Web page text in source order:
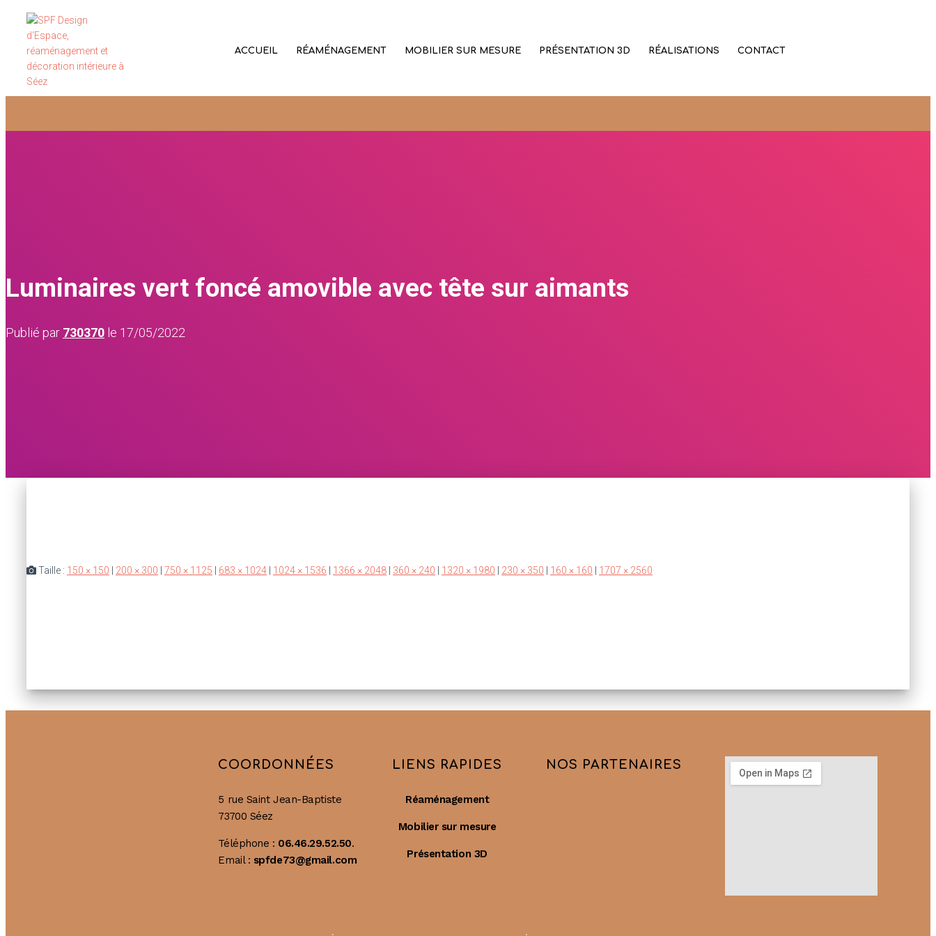
ACCUEIL RÉAMÉNAGEMENT MOBILIER SUR MESURE PRÉSENTATION 3D RÉALISATIONS CONTACT
Luminaires vert foncé amovible avec tête sur aimants
Publié par 730370 le 17/05/2022
Taille : 150 × 150 200 × 300 750 × 1125 683 × 1024 1024 × 1536 1366 × 2048 360 × 240 1320 × 1980 230 × 350 160 × 160 1707 × 2560
COORDONNÉES
5 rue Saint Jean-Baptiste
73700 Séez
Téléphone : 06.46.29.52.50.
Email : spfde73@gmail.com
LIENS RAPIDES
Réaménagement
Mobilier sur mesure
Présentation 3D
NOS PARTENAIRES